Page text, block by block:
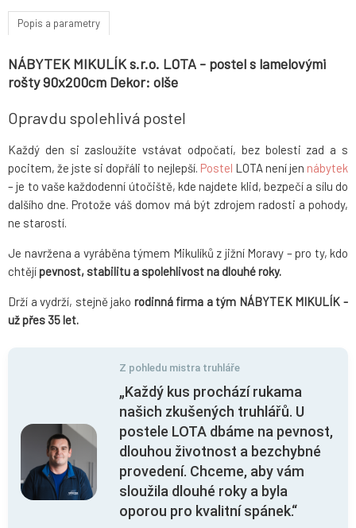
Popis a parametry
NÁBYTEK MIKULÍK s.r.o. LOTA - postel s lamelovými
rošty 90x200cm Dekor: olše
Opravdu spolehlivá postel
Každý den si zasloužíte vstávat odpočatí, bez bolesti zad a s
pocitem, že jste si dopřáli to nejlepší. Postel LOTA není jen nábytek
– je to vaše každodenní útočiště, kde najdete klid, bezpečí a sílu do
dalšího dne. Protože váš domov má být zdrojem radosti a pohody,
ne starostí.
Je navržena a vyráběna týmem Mikulíků z jižní Moravy – pro ty, kdo
chtějípevnost, stabilitu a spolehlivost na dlouhé roky.
Drží a vydrží, stejně jako rodinná firma a tým NÁBYTEK MIKULÍK -
už přes 35 let.
Z pohledu mistra truhláře
„Každý kus prochází rukama
našich zkušených truhlářů. U
postele LOTA dbáme na pevnost,
dlouhou životnost a bezchybné
provedení. Chceme, aby vám
sloužila dlouhé roky a byla
oporou pro kvalitní spánek.“